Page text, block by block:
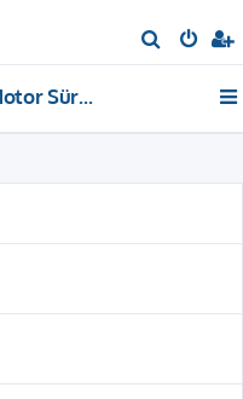
r
AC Motor Sürücü